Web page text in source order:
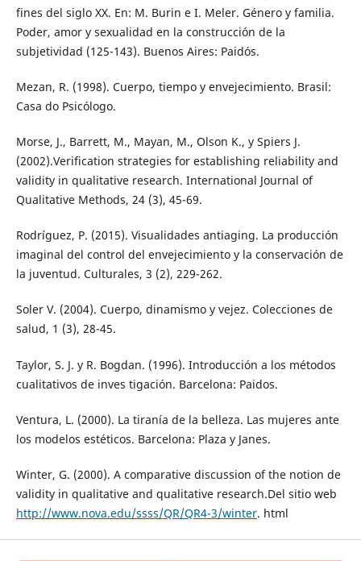
fines del siglo XX. En: M. Burin e I. Meler. Género y familia.
Poder, amor y sexualidad en la construcción de la
subjetividad (125-143). Buenos Aires: Paidós.
Mezan, R. (1998). Cuerpo, tiempo y envejecimiento. Brasil:
Casa do Psicólogo.
Morse, J., Barrett, M., Mayan, M., Olson K., y Spiers J.
(2002).Verification strategies for establishing reliability and
validity in qualitative research. International Journal of
Qualitative Methods, 24 (3), 45-69.
Rodríguez, P. (2015). Visualidades antiaging. La producción
imaginal del control del envejecimiento y la conservación de
la juventud. Culturales, 3 (2), 229-262.
Soler V. (2004). Cuerpo, dinamismo y vejez. Colecciones de
salud, 1 (3), 28-45.
Taylor, S. J. y R. Bogdan. (1996). Introducción a los métodos
cualitativos de inves tigación. Barcelona: Paidos.
Ventura, L. (2000). La tiranía de la belleza. Las mujeres ante
los modelos estéticos. Barcelona: Plaza y Janes.
Winter, G. (2000). A comparative discussion of the notion de
validity in qualitative and qualitative research.Del sitio web
http://www.nova.edu/ssss/QR/QR4-3/winter. html